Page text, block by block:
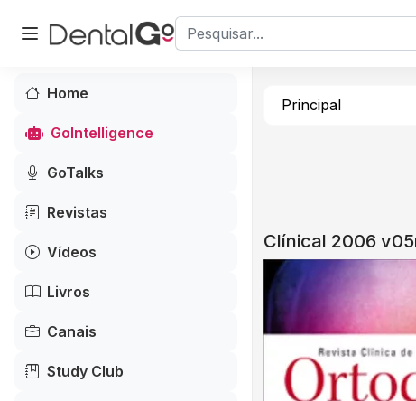
Home
GoIntelligence
GoTalks
Revistas
Vídeos
Livros
Canais
Study Club
Principal
Clínical 2006